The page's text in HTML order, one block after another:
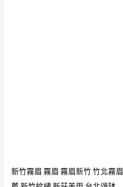
坤
新竹霧眉 霧眉 霧眉新竹 竹北霧眉